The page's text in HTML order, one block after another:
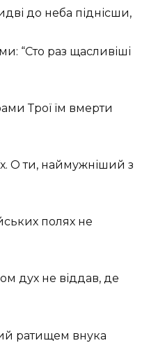
до неба піднісши,
“Сто раз щасливіші
Трої їм вмерти
О ти, наймужніший з
полях не
дух не віддав, де
ратищем внука